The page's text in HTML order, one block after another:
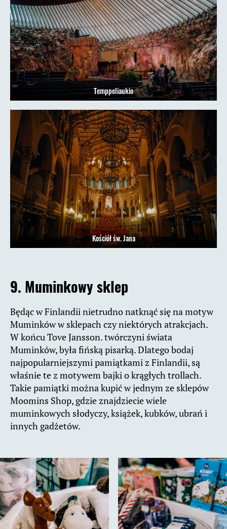
Temppeliaukio
Kościół św. Jana
9. Muminkowy sklep
Będąc w Finlandii nietrudno natknąć się na motyw
Muminków w sklepach czy niektórych atrakcjach.
W końcu Tove Jansson. twórczyni świata
Muminków, była fińską pisarką. Dlatego bodaj
najpopularniejszymi pamiątkami z Finlandii, są
właśnie te z motywem bajki o krągłych trollach.
Takie pamiątki można kupić w jednym ze sklepów
Moomins Shop, gdzie znajdziecie wiele
muminkowych słodyczy, książek, kubków, ubrań i
innych gadżetów.